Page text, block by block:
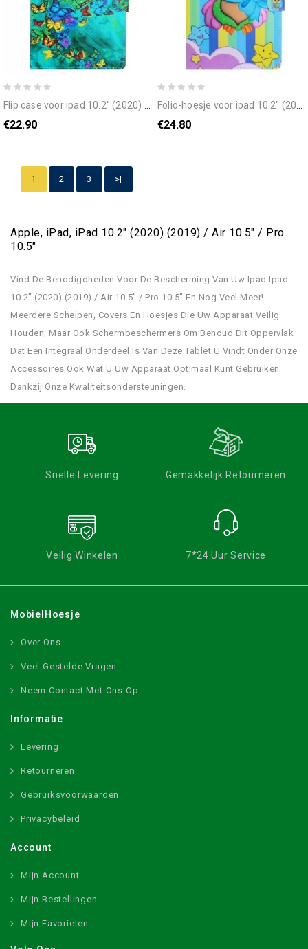
flip case voor ipad 10.2" (2020) (2019) / air 10.5" / pro 10.5" vliegende vlinders
€22.90
folio-hoesje voor ipad 10.2" (2020) (2019) / air 10.5" / pro 10.5" grappige vogel
€24.80
1 2 3 >|
Apple, iPad, iPad 10.2" (2020) (2019) / Air 10.5" / Pro
10.5"
Vind De Benodigdheden Voor De Bescherming Van Uw Ipad Ipad
10.2" (2020) (2019) / Air 10.5" / Pro 10.5" En Nog Veel Meer!
Meerdere Schelpen, Covers En Hoesjes Die Uw Apparaat Veilig
Houden, Maar Ook Schermbeschermers Om Behoud Dit Oppervlak
Dat Een Integraal Onderdeel Is Van Deze Tablet.U Vindt Onder Onze
Accessoires Ook Wat U Uw Apparaat Optimaal Kunt Gebruiken
Dankzij Onze Kwaliteitsondersteuningen.
Snelle Levering Gemakkelijk Retourneren
Veilig Winkelen 7*24 Uur Service
MobielHoesje
Over Ons
Veel Gestelde Vragen
Neem Contact Met Ons Op
Informatie
Levering
Retourneren
Gebruiksvoorwaarden
Privacybeleid
Account
Mijn Account
Mijn Bestellingen
Mijn Favorieten